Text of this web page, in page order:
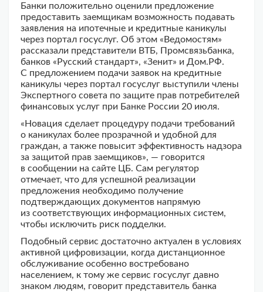
Банки положительно оценили предложение
предоставить заемщикам возможность подавать
заявления на ипотечные и кредитные каникулы
через портал госуслуг. Об этом «Ведомостям»
рассказали представители ВТБ, Промсвязьбанка,
банков «Русский стандарт», «Зенит» и Дом.РФ.
С предложением подачи заявок на кредитные
каникулы через портал госуслуг выступили члены
Экспертного совета по защите прав потребителей
финансовых услуг при Банке России 20 июля.
«Новация сделает процедуру подачи требований
о каникулах более прозрачной и удобной для
граждан, а также повысит эффективность надзора
за защитой прав заемщиков», — говорится
в сообщении на сайте ЦБ. Сам регулятор
отмечает, что для успешной реализации
предложения необходимо получение
подтверждающих документов напрямую
из соответствующих информационных систем,
чтобы исключить риск подделки.
Подобный сервис достаточно актуален в условиях
активной цифровизации, когда дистанционное
обслуживание особенно востребовано
населением, к тому же сервис госуслуг давно
знаком людям, говорит представитель банка